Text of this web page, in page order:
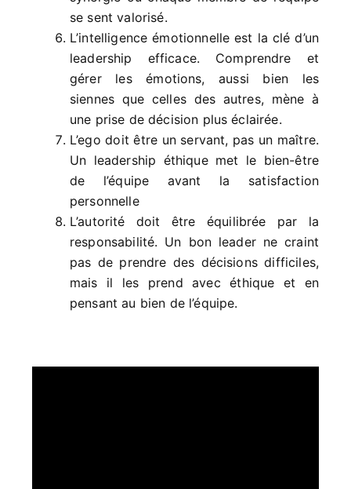
se sent valorisé.
L’intelligence émotionnelle est la clé d’un
leadership efficace. Comprendre et
gérer les émotions, aussi bien les
siennes que celles des autres, mène à
une prise de décision plus éclairée.
L’ego doit être un servant, pas un maître.
Un leadership éthique met le bien-être
de l’équipe avant la satisfaction
personnelle
L’autorité doit être équilibrée par la
responsabilité. Un bon leader ne craint
pas de prendre des décisions difficiles,
mais il les prend avec éthique et en
pensant au bien de l’équipe.